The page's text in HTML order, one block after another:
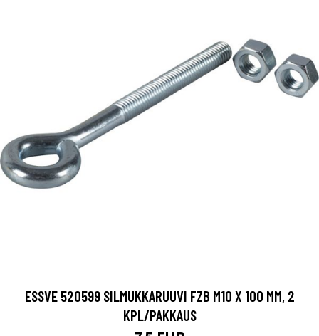
ESSVE 520599 SILMUKKARUUVI FZB M10 X 100 MM, 2
KPL/PAKKAUS